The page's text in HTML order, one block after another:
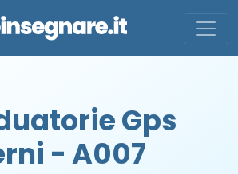
Gps
- A007